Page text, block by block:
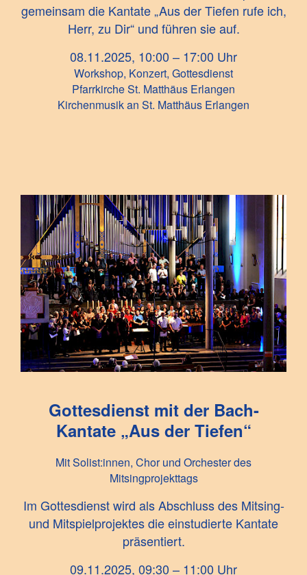
gemeinsam die Kantate „Aus der Tiefen rufe ich,
Herr, zu Dir“ und führen sie auf.
08.11.2025, 10:00 – 17:00 Uhr
Workshop, Konzert, Gottesdienst
Pfarrkirche St. Matthäus Erlangen
Kirchenmusik an St. Matthäus Erlangen
Gottesdienst mit der Bach-
Kantate „Aus der Tiefen“
Mit Solist:innen, Chor und Orchester des
Mitsingprojekttags
Im Gottesdienst wird als Abschluss des Mitsing-
und Mitspielprojektes die einstudierte Kantate
präsentiert.
09.11.2025, 09:30 – 11:00 Uhr